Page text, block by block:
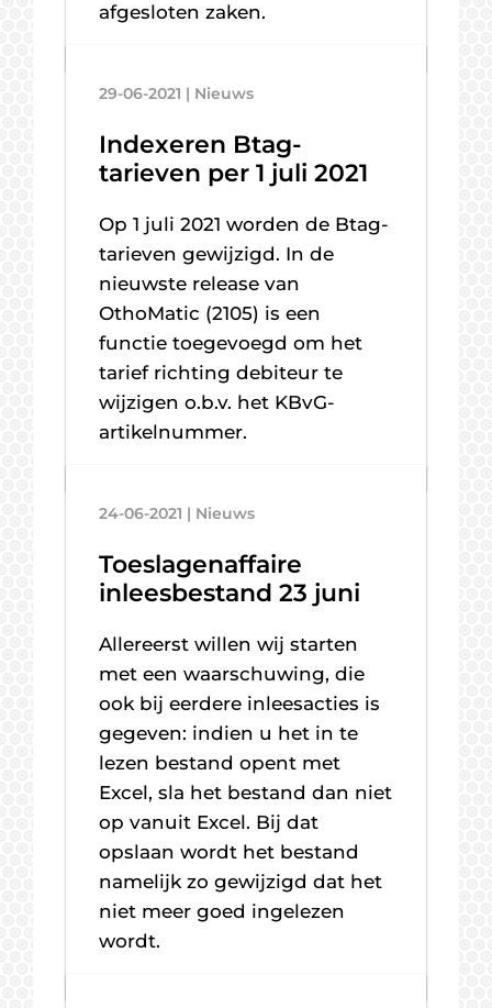
afgesloten zaken.
29-06-2021 | Nieuws
Indexeren Btag-
tarieven per 1 juli 2021
Op 1 juli 2021 worden de Btag-
tarieven gewijzigd. In de
nieuwste release van
OthoMatic (2105) is een
functie toegevoegd om het
tarief richting debiteur te
wijzigen o.b.v. het KBvG-
artikelnummer.
24-06-2021 | Nieuws
Toeslagenaffaire
inleesbestand 23 juni
Allereerst willen wij starten
met een waarschuwing, die
ook bij eerdere inleesacties is
gegeven: indien u het in te
lezen bestand opent met
Excel, sla het bestand dan niet
op vanuit Excel. Bij dat
opslaan wordt het bestand
namelijk zo gewijzigd dat het
niet meer goed ingelezen
wordt.